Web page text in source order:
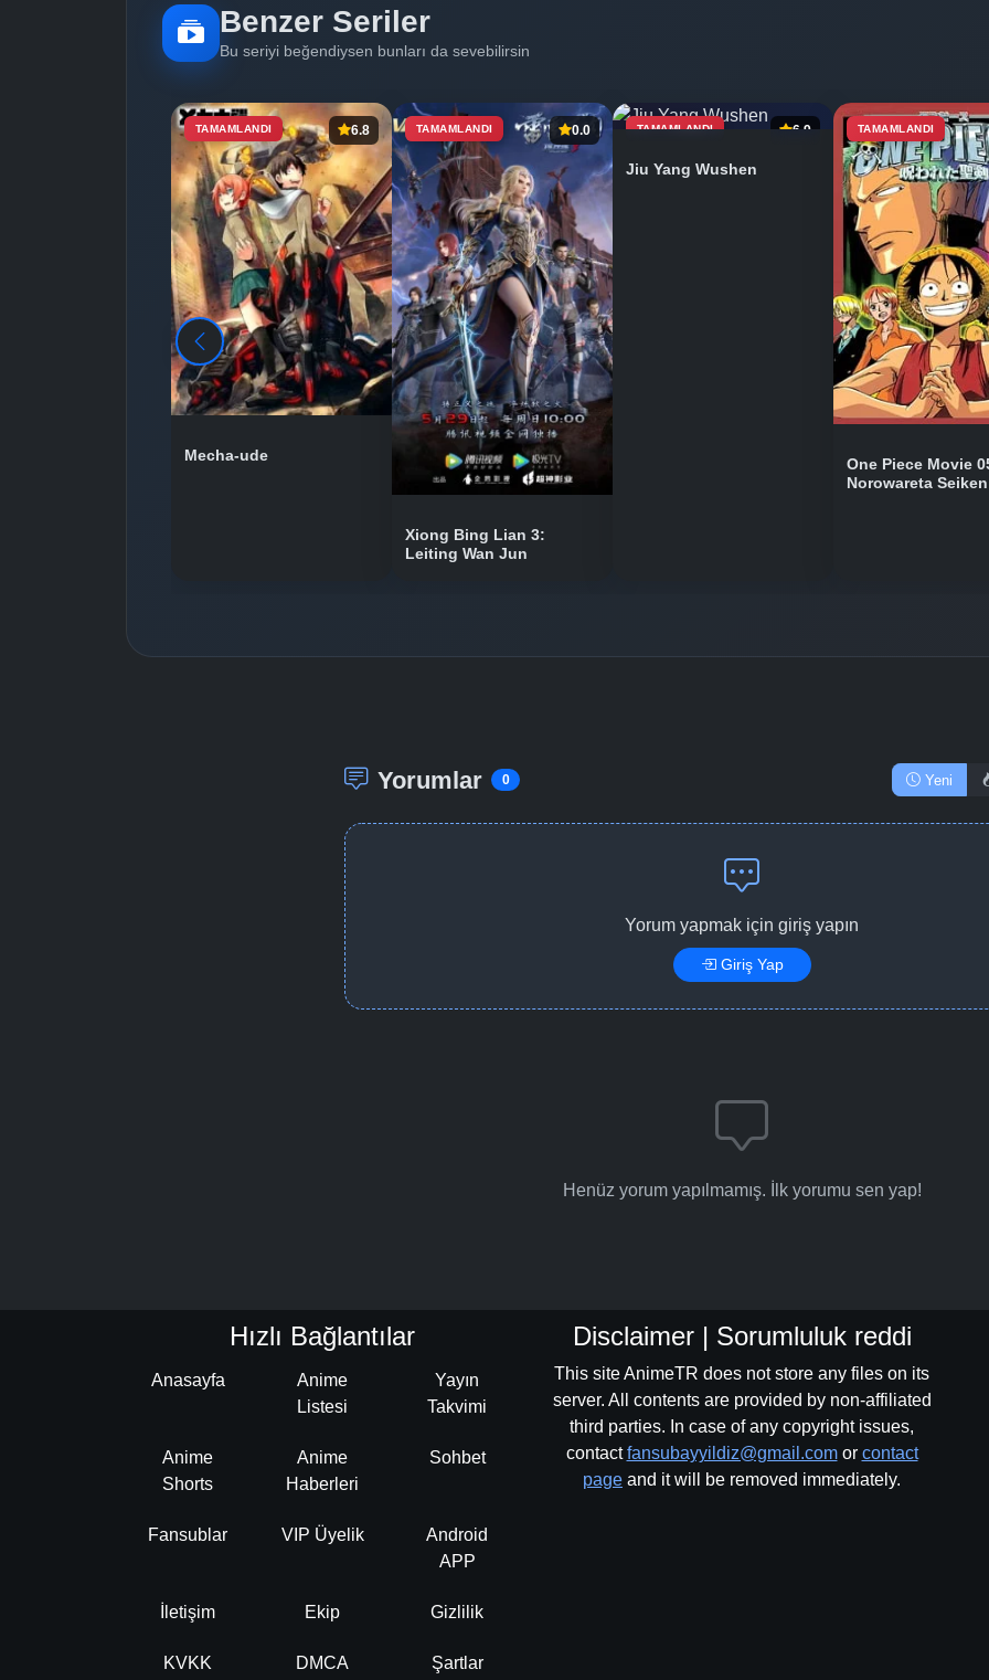
Bölüm No: 16
Bölüm No: 23
Bölüm No: 24
Benzer Seriler
Bu seriyi beğendiysen bunları da sevebilirsin
TAMAMLANDI 6.8
Mecha-ude
TAMAMLANDI 0.0
Xiong Bing Lian 3:
Leiting Wan Jun
TAMAMLANDI 6.9
Jiu Yang Wushen
TAMAMLANDI
One Piece Movie
Norowareta Seiken
Yorumlar 0 Yeni
Yorum yapmak için giriş yapın
Giriş Yap
Henüz yorum yapılmamış. İlk yorumu sen yap!
Hızlı Bağlantılar
Anasayfa
Anime
Listesi
Yayın
Takvimi
Anime
Shorts
Anime
Haberleri
Sohbet
Fansublar VIP Üyelik
Android
APP
İletişim Ekip Gizlilik
KVKK DMCA Şartlar
Disclaimer | Sorumluluk reddi
This site AnimeTR does not store any files on its
server. All contents are provided by non-affiliated
third parties. In case of any copyright issues,
contactfansubayyildiz@gmail.comor contact
page and it will be removed immediately.